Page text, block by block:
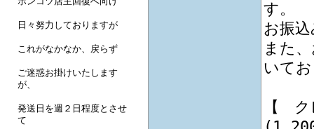
日々努力しておりますが
これがなかなか、戻らず
ご迷惑お掛けいたします
が、
発送日を週２日程度とさせ
て
す。
お振
また
いて
【